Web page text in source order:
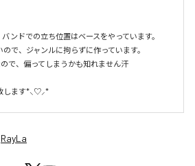
ンドでの立ち位置はベースをやっています。
で、ジャンルに拘らずに作っています。
で、偏ってしまうかも知れません汗
します*⸜♡⸝*
RayLa